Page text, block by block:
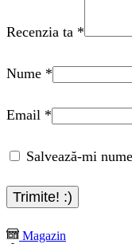
Recenzia ta *
Nume *
Email *
Salvează-mi
Magazin